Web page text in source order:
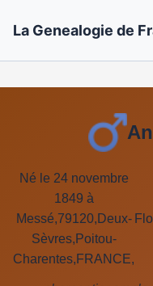
La Genealogie de
Né le 24 novembre
1849 à
Messé,79120,Deux-
Sèvres,Poitou-
Charentes,FRANCE,